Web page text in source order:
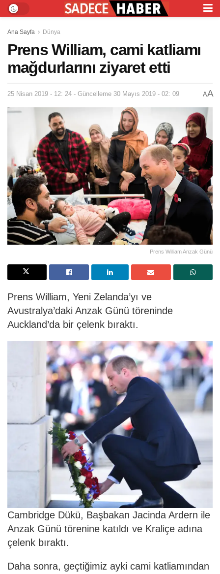
Ana Sayfa Dünya
Prens William, cami katliamı
mağdurlarını ziyaret etti
25 Nisan 2019 - 12: 24 - Güncelleme 30 Mayıs 2019 - 02: 09 AA
Prens William Anzak Günü
Prens William, Yeni Zelanda’yı ve
Avustralya’daki Anzak Günü töreninde
Auckland’da bir çelenk bıraktı.
Cambridge Dükü, Başbakan Jacinda Ardern ile
Anzak Günü törenine katıldı ve Kraliçe adına
çelenk bıraktı.
Daha sonra, geçtiğimiz ayki cami katliamından